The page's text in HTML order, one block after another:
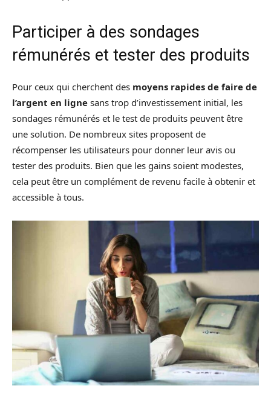
Participer à des sondages
rémunérés et tester des produits
Pour ceux qui cherchent des moyens rapides de faire de
l’argent en ligne sans trop d’investissement initial, les
sondages rémunérés et le test de produits peuvent être
une solution. De nombreux sites proposent de
récompenser les utilisateurs pour donner leur avis ou
tester des produits. Bien que les gains soient modestes,
cela peut être un complément de revenu facile à obtenir et
accessible à tous.